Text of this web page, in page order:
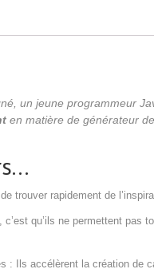
un jeune programmeur
en matière de générateur
trouver rapidement de
qu’ils ne permettent pas
: Ils accélèrent la création de